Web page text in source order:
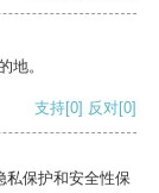
地。
支持[0] 反对[0]
私保护和安全性保